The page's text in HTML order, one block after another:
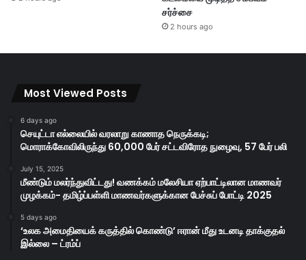
சர்ச்சை
2 hours ago
Most Viewed Posts
6 days ago
செயுட்டா எல்லையில் வரலாறு காணாத நெருக்கடி;
மொராக்கோவிலிருந்து 60,000 பேர் சட்டவிரோத நுழைவு, 57 பேர் பலி
July 15, 2025
மீண்டும் மலர்ந்துவிட்டது! வணக்கம் மலேசியா ஏற்பாட்டிலான மாணவர்
முழக்கம்- தமிழ்ப்பள்ளி மாணவர்களுக்கான பேச்சுப் போட்டி 2025
5 days ago
‘உலக அமைதியைக் கருத்தில் கொண்டு’ ஈரான் மீது உடனடி தாக்குதல்
இல்லை – ட்ரம்ப்